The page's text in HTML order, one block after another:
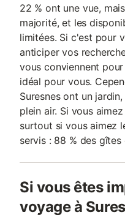
22 % ont une vue,
majorité, et les
limitées. Si c'est pour
anticiper vos
vous conviennent
idéal pour vous.
Suresnes ont un
plein air. Si vous
surtout si vous aimez
servis : 88 % des gîtes
Si vous êtes
voyage à